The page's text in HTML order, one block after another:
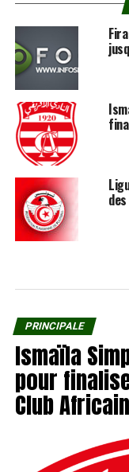
PRINCIPALE
Ismaïla
pour
Club Africain